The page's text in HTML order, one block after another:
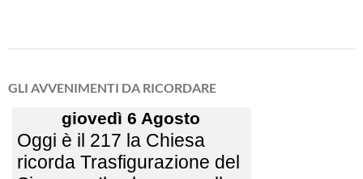
GLI AVVENIMENTI DA RICORDARE